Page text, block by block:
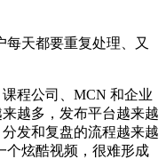
天都要重复处理、又
程公司、MCN 和企业
越多，发布平台越来越
发和复盘的流程越来越
个炫酷视频，很难形成